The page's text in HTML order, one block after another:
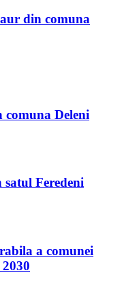
din comuna
comuna Deleni
Feredeni
a comunei